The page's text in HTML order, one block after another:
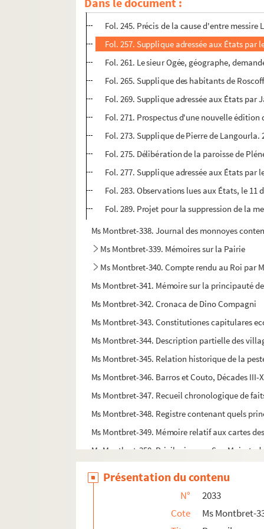
Fol. 223. Supplique adressée aux États par
Fol. 245. Précis de la cause d'entre
Fol. 257. Supplique adressée aux États par
Fol. 261. Le sieur Ogée, géographe,
Fol. 265. Supplique des habitants de
Fol. 269. Supplique adressée aux États par
Fol. 271. Prospectus d'une nouvelle
Fol. 273. Supplique de Pierre de Langourla.
Fol. 275. Délibération de la paroisse de
Fol. 277. Supplique adressée aux États par
Fol. 283. Observations lues aux États, le
Fol. 289. Projet pour la suppression de la
Ms Montbret-338. Journal des monnoyes
Ms Montbret-339. Mémoires sur la Pairie
Ms Montbret-340. Compte rendu au Roi par
Ms Montbret-341. Mémoire sur la principauté
Ms Montbret-342. Cronaca de Dino Compagni
Ms Montbret-343. Constitutiones capitulares
Ms Montbret-344. Description partielle des
Ms Montbret-345. Relation historique de la
Ms Montbret-346. Barros et Couto, Décades
Ms Montbret-347. Recueil chronologique de
Ms Montbret-348. Registre contenant quels
Ms Montbret-349. Mémoire relatif aux cartes
Ms Montbret-350. Privilegios que Sua
Présentation du contenu
N°
2033
Cote
Ms Montbret-